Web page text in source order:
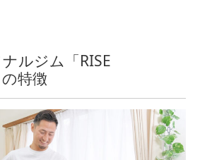
ルジム「RISE
特徴